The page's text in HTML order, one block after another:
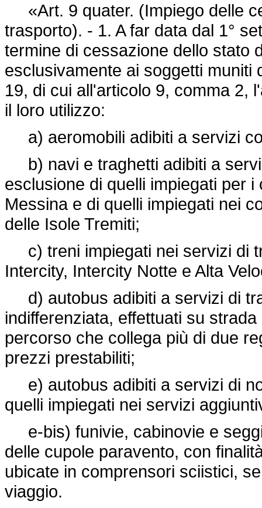
«Art. 9 quater. (Impiego delle
trasporto). - 1. A far data dal 1°
termine di cessazione dello stato
esclusivamente ai soggetti muniti
19, di cui all'articolo 9, comma 2,
il loro utilizzo:
a) aeromobili adibiti a servizi
b) navi e traghetti adibiti a
esclusione di quelli impiegati per
Messina e di quelli impiegati nei
delle Isole Tremiti;
c) treni impiegati nei servizi di
Intercity, Intercity Notte e Alta
d) autobus adibiti a servizi di
indifferenziata, effettuati su
percorso che collega più di due
prezzi prestabiliti;
e) autobus adibiti a servizi di
quelli impiegati nei servizi
e-bis) funivie, cabinovie e
delle cupole paravento, con
ubicate in comprensori sciistici,
viaggio.